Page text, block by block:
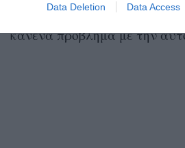
Data Deletion Data Access
απολυμαντικό. Και κάτι
κανένα πρόβλημα με την